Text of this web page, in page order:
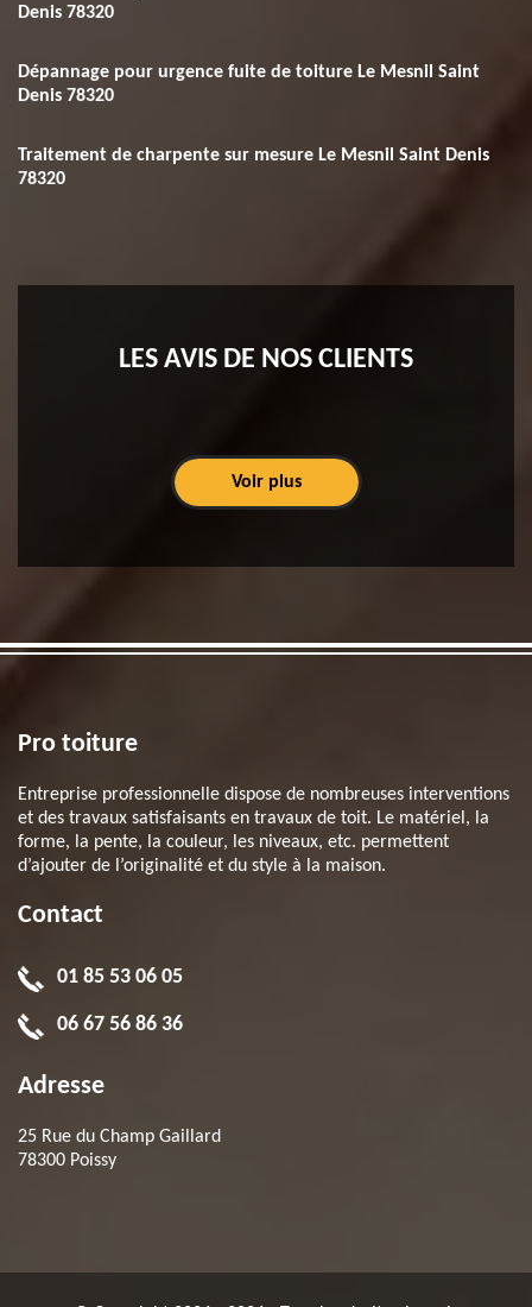
Denis 78320
Dépannage pour urgence fuite de toiture Le Mesnil Saint
Denis 78320
Traitement de charpente sur mesure Le Mesnil Saint Denis
78320
LES AVIS DE NOS CLIENTS
Voir plus
Pro toiture
Entreprise professionnelle dispose de nombreuses interventions
et des travaux satisfaisants en travaux de toit. Le matériel, la
forme, la pente, la couleur, les niveaux, etc. permettent
d’ajouter de l’originalité et du style à la maison.
Contact
01 85 53 06 05
06 67 56 86 36
Adresse
25 Rue du Champ Gaillard
78300 Poissy